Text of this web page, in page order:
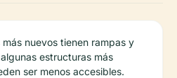
nuevos tienen rampas y
estructuras más
ser menos accesibles.